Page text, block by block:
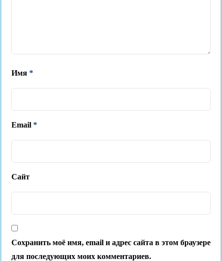
Имя *
Email *
Сайт
Сохранить моё имя, email и адрес сайта в этом браузере
для последующих моих комментариев.